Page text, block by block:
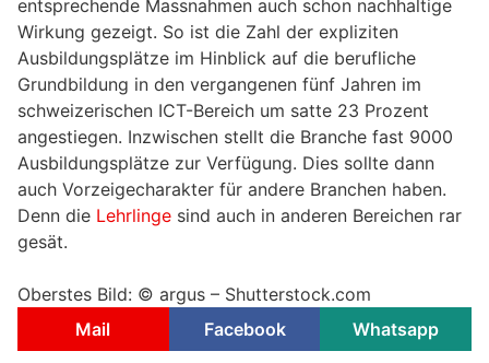
entsprechende Massnahmen auch schon nachhaltige
Wirkung gezeigt. So ist die Zahl der expliziten
Ausbildungsplätze im Hinblick auf die berufliche
Grundbildung in den vergangenen fünf Jahren im
schweizerischen ICT-Bereich um satte 23 Prozent
angestiegen. Inzwischen stellt die Branche fast 9000
Ausbildungsplätze zur Verfügung. Dies sollte dann
auch Vorzeigecharakter für andere Branchen haben.
Denn die Lehrlinge sind auch in anderen Bereichen rar
gesät.
Oberstes Bild: © argus – Shutterstock.com
Mail
Facebook Whatsapp